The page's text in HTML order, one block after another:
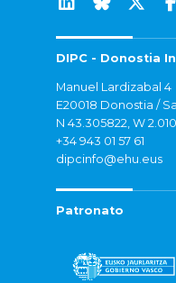
DIPC - Donostia
Manuel Lardizabal 4
E20018 Donostia /
N 43.305822, W
+34 943 01 57 61
dipcinfo@ehu.eus
Patronato